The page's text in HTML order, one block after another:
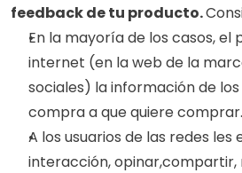
feedback de tu producto.
En la mayoría de los casos,
internet (en la web de la
sociales) la información de
compra a que quiere comprar.
A los usuarios de las redes les
interacción, opinar,compartir,